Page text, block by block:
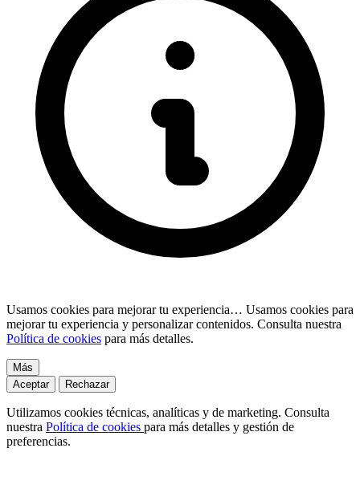
Usamos cookies para mejorar tu experiencia… Usamos cookies para
mejorar tu experiencia y personalizar contenidos. Consulta nuestra
Política de cookies para más detalles.
Más
Aceptar
Rechazar
Utilizamos cookies técnicas, analíticas y de marketing. Consulta
nuestra Política de cookies para más detalles y gestión de
preferencias.